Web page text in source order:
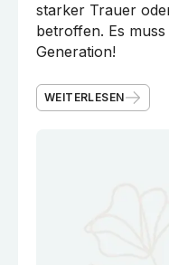
starker Trauer
betroffen. Es
Generation!
WEITERLESEN